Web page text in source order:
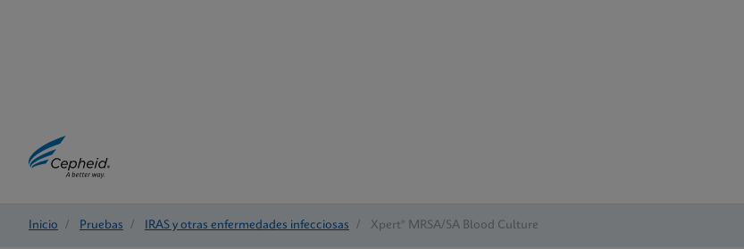
Inicio / Pruebas / IRAS y otras enfermedades infecciosas / Xpert® MRSA/SA Blood Culture